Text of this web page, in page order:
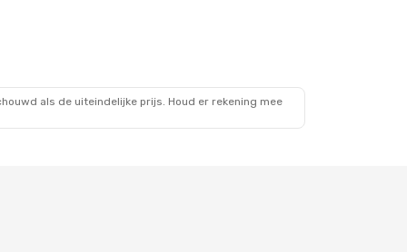
als de uiteindelijke prijs. Houd er rekening mee